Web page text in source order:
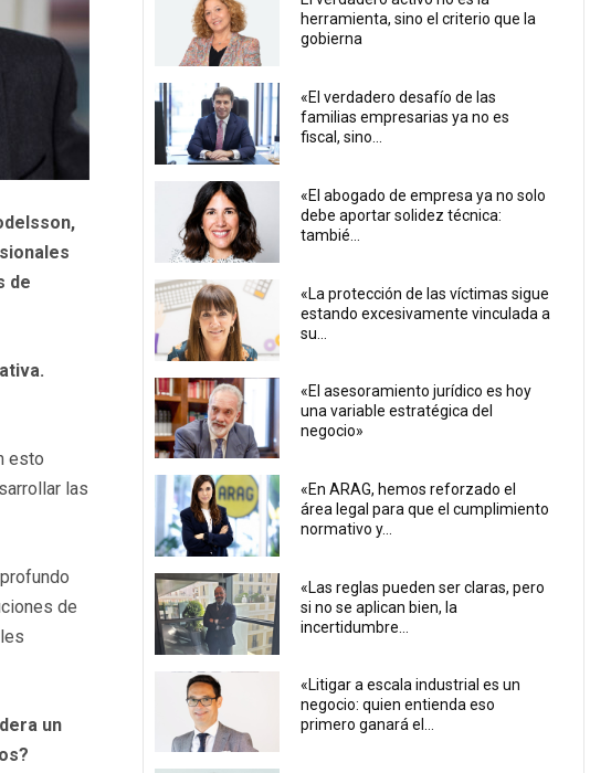
de
esto
las
de
un
herramienta, sino el criterio que la
gobierna
«El verdadero desafío de las
familias empresarias ya no es
fiscal, sino...
«El abogado de empresa ya no solo
debe aportar solidez técnica:
tambié...
«La protección de las víctimas sigue
estando excesivamente vinculada a
su...
«El asesoramiento jurídico es hoy
una variable estratégica del
negocio»
«En ARAG, hemos reforzado el
área legal para que el cumplimiento
normativo y...
«Las reglas pueden ser claras, pero
si no se aplican bien, la
incertidumbre...
«Litigar a escala industrial es un
negocio: quien entienda eso
primero ganará el...